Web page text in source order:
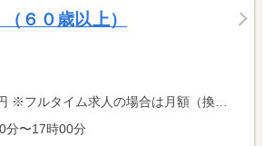
６０歳以上）
の場合は月額（換算額）、パート求人の場合は時間額を表示しています。
分〜17時00分